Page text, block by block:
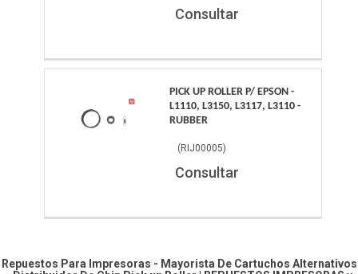
Consultar
PICK UP ROLLER P/ EPSON -
L1110, L3150, L3117, L3110 -
RUBBER
(RIJ00005)
Consultar
Repuestos Para Impresoras - Mayorista De Cartuchos Alternativos